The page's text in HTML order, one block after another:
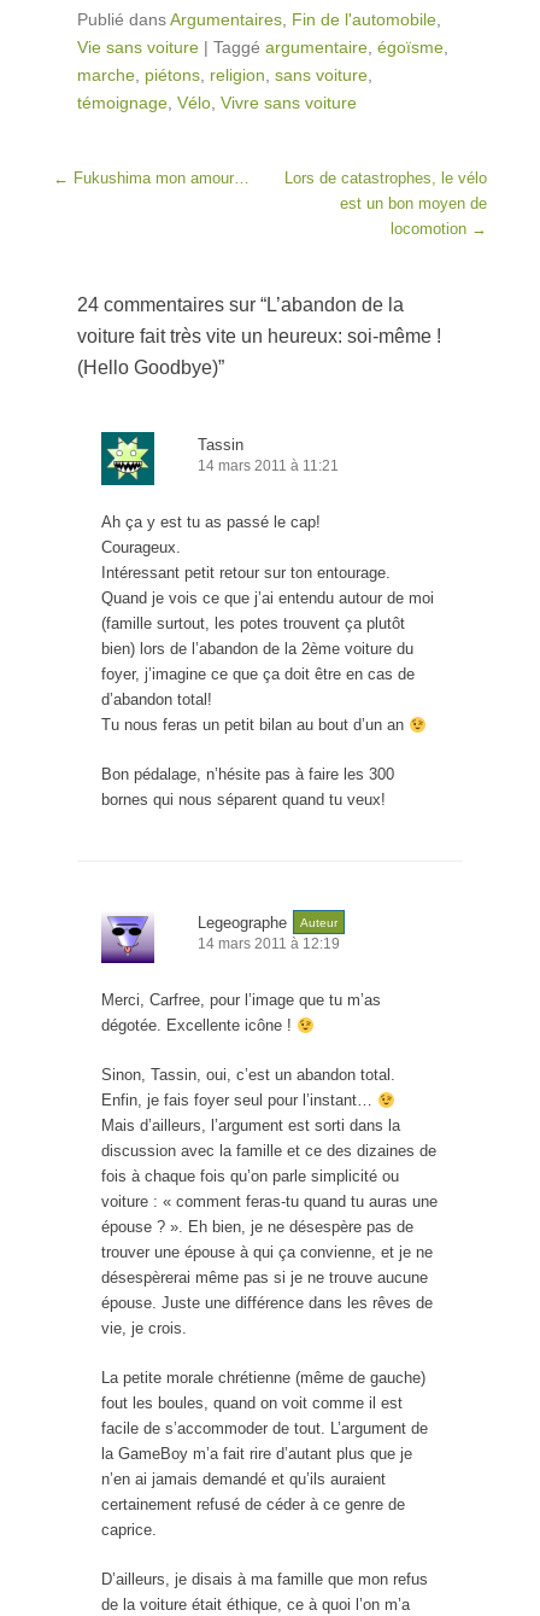
Publié dansArgumentaires, Fin de l'automobile,
Vie sans voiture | Taggé argumentaire, égoïsme,
marche, piétons, religion, sans voiture,
témoignage, Vélo, Vivre sans voiture
Post navigation
← Fukushima mon amour…
Lors de catastrophes, le vélo
est un bon moyen de
locomotion →
24 commentaires sur “L’abandon de la
voiture fait très vite un heureux: soi-même !
(Hello Goodbye)”
Tassin
14 mars 2011 à 11:21
Ah ça y est tu as passé le cap!
Courageux.
Intéressant petit retour sur ton entourage.
Quand je vois ce que j’ai entendu autour de moi
(famille surtout, les potes trouvent ça plutôt
bien) lors de l’abandon de la 2ème voiture du
foyer, j’imagine ce que ça doit être en cas de
d’abandon total!
Tu nous feras un petit bilan au bout d’un an
Bon pédalage, n’hésite pas à faire les 300
bornes qui nous séparent quand tu veux!
Legeographe Auteur
14 mars 2011 à 12:19
Merci, Carfree, pour l’image que tu m’as
dégotée. Excellente icône !
Sinon, Tassin, oui, c’est un abandon total.
Enfin, je fais foyer seul pour l’instant…
Mais d’ailleurs, l’argument est sorti dans la
discussion avec la famille et ce des dizaines de
fois à chaque fois qu’on parle simplicité ou
voiture : « comment feras-tu quand tu auras une
épouse ? ». Eh bien, je ne désespère pas de
trouver une épouse à qui ça convienne, et je ne
désespèrerai même pas si je ne trouve aucune
épouse. Juste une différence dans les rêves de
vie, je crois.
La petite morale chrétienne (même de gauche)
fout les boules, quand on voit comme il est
facile de s’accommoder de tout. L’argument de
la GameBoy m’a fait rire d’autant plus que je
n’en ai jamais demandé et qu’ils auraient
certainement refusé de céder à ce genre de
caprice.
D’ailleurs, je disais à ma famille que mon refus
de la voiture était éthique, ce à quoi l’on m’a